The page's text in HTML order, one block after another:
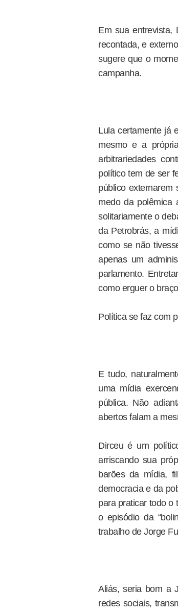
Em sua entrevista,
recontada, e
sugere que o
campanha.
Lula certamente já
mesmo e a
arbitrariedades
político tem de ser
público externarem
medo da polêmica
solitariamente o
da Petrobrás, a
como se não
apenas um
parlamento.
como erguer o
Política se faz com
E tudo,
uma mídia
pública. Não
abertos falam a
Dirceu é um
arriscando sua
barões da mídia,
democracia e da
para praticar todo o
o episódio da
trabalho de Jorge
Aliás, seria bom a
redes sociais,